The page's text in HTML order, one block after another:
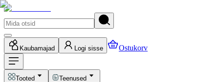
Kaubamajad Logi sisse Ostukorv
Tooted Teenused